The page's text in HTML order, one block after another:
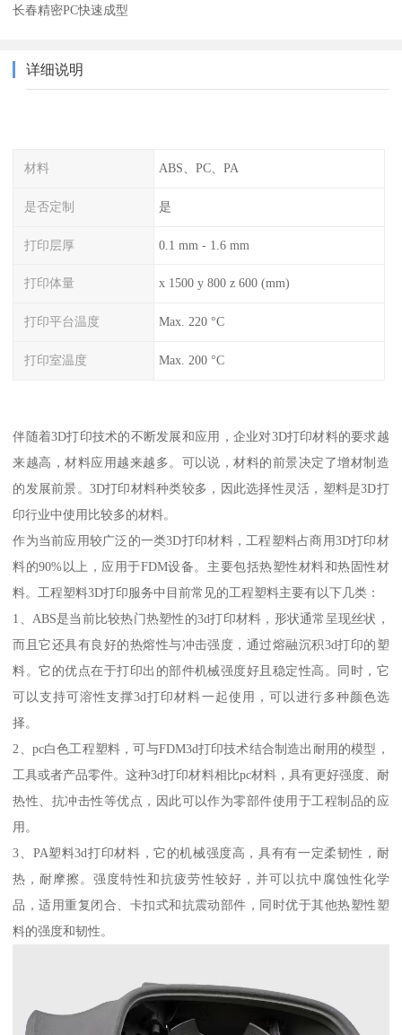
长春精密PC快速成型
详细说明
材料 ABS、PC、PA
是否定制 是
打印层厚 0.1 mm - 1.6 mm
打印体量 x 1500 y 800 z 600 (mm)
打印平台温度 Max. 220 °C
打印室温度 Max. 200 °C
伴随着3D打印技术的不断发展和应用，企业对3D打印材料的要求越
来越高，材料应用越来越多。可以说，材料的前景决定了增材制造
的发展前景。3D打印材料种类较多，因此选择性灵活，塑料是3D打
印行业中使用比较多的材料。
作为当前应用较广泛的一类3D打印材料，工程塑料占商用3D打印材
料的90%以上，应用于FDM设备。主要包括热塑性材料和热固性材
料。工程塑料3D打印服务中目前常见的工程塑料主要有以下几类：
1、ABS是当前比较热门热塑性的3d打印材料，形状通常呈现丝状，
而且它还具有良好的热熔性与冲击强度，通过熔融沉积3d打印的塑
料。它的优点在于打印出的部件机械强度好且稳定性高。同时，它
可以支持可溶性支撑3d打印材料一起使用，可以进行多种颜色选
择。
2、pc白色工程塑料，可与FDM3d打印技术结合制造出耐用的模型，
工具或者产品零件。这种3d打印材料相比pc材料，具有更好强度、耐
热性、抗冲击性等优点，因此可以作为零部件使用于工程制品的应
用。
3、PA塑料3d打印材料，它的机械强度高，具有有一定柔韧性，耐
热，耐摩擦。强度特性和抗疲劳性较好，并可以抗中腐蚀性化学
品，适用重复闭合、卡扣式和抗震动部件，同时优于其他热塑性塑
料的强度和韧性。